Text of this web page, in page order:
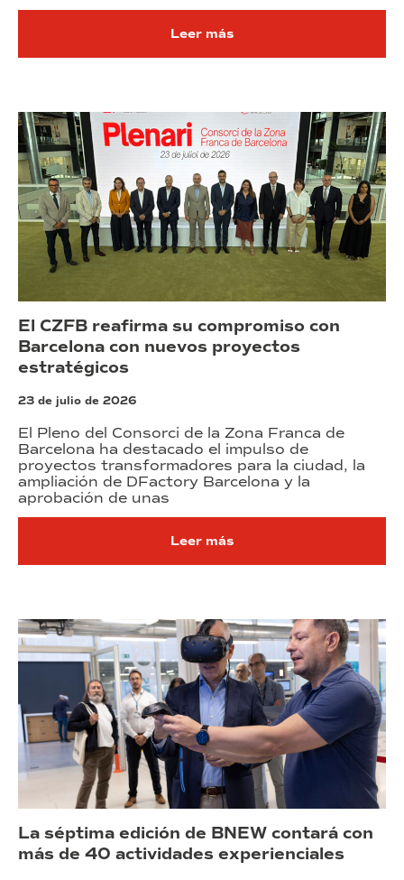
Leer más
El CZFB reafirma su compromiso con
Barcelona con nuevos proyectos
estratégicos
23 de julio de 2026
El Pleno del Consorci de la Zona Franca de
Barcelona ha destacado el impulso de
proyectos transformadores para la ciudad, la
ampliación de DFactory Barcelona y la
aprobación de unas
Leer más
La séptima edición de BNEW contará con
más de 40 actividades experienciales